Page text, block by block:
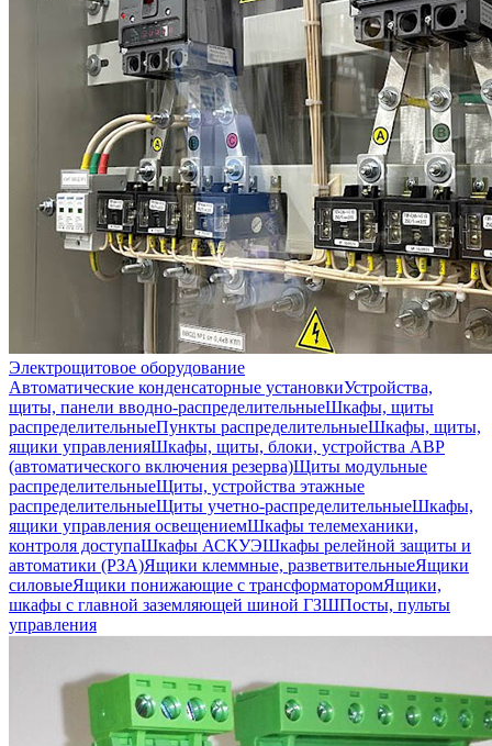
Электрощитовое оборудование
Автоматические конденсаторные установкиУстройства,
щиты, панели вводно-распределительныеШкафы, щиты
распределительныеПункты распределительныеШкафы, щиты,
ящики управленияШкафы, щиты, блоки, устройства АВР
(автоматического включения резерва)Щиты модульные
распределительныеЩиты, устройства этажные
распределительныеЩиты учетно-распределительныеШкафы,
ящики управления освещениемШкафы телемеханики,
контроля доступаШкафы АСКУЭШкафы релейной защиты и
автоматики (РЗА)Ящики клеммные, разветвительныеЯщики
силовыеЯщики понижающие с трансформаторомЯщики,
шкафы с главной заземляющей шиной ГЗШПосты, пульты
управления